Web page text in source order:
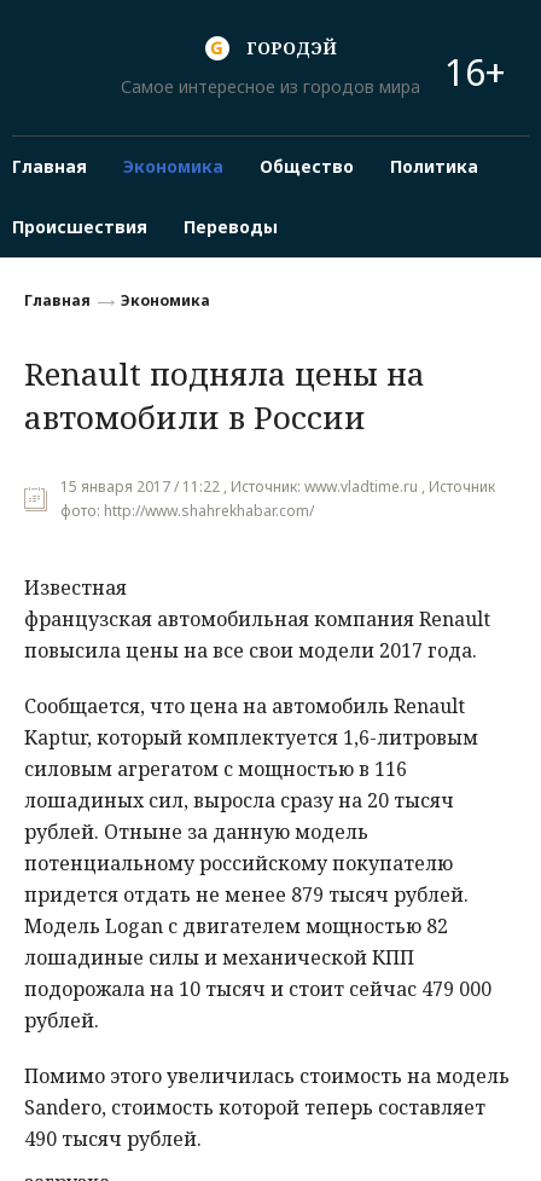
ГОРОДЭЙ
Самое интересное из городов мира
16+
Главная Экономика Общество Политика
Происшествия Переводы
Главная Экономика
Renault подняла цены на
автомобили в России
15 января 2017 / 11:22 , Источник: www.vladtime.ru , Источник
фото: http://www.shahrekhabar.com/
Известная
французская автомобильная компания Renault
повысила цены на все свои модели 2017 года.
Сообщается, что цена на автомобиль Renault
Kaptur, который комплектуется 1,6-литровым
силовым агрегатом с мощностью в 116
лошадиных сил, выросла сразу на 20 тысяч
рублей. Отныне за данную модель
потенциальному российскому покупателю
придется отдать не менее 879 тысяч рублей.
Модель Logan с двигателем мощностью 82
лошадиные силы и механической КПП
подорожала на 10 тысяч и стоит сейчас 479 000
рублей.
Помимо этого увеличилась стоимость на модель
Sandero, стоимость которой теперь составляет
490 тысяч рублей.